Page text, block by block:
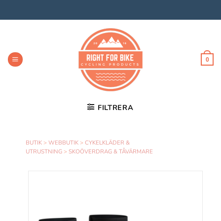
0
FILTRERA
BUTIK > WEBBUTIK > CYKELKLÄDER &
UTRUSTNING > SKOÖVERDRAG & TÅVÄRMARE